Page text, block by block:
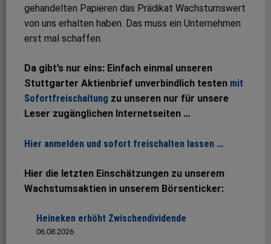
gehandelten Papieren das Prädikat Wachstumswert
von uns erhalten haben. Das muss ein Unternehmen
erst mal schaffen.
Da gibt’s nur eins: Einfach einmal unseren
Stuttgarter Aktienbrief unverbindlich testen mit
Sofortfreischaltung zu unseren nur für unsere
Leser zugänglichen Internetseiten …
Hier anmelden und sofort freischalten lassen …
Hier die letzten Einschätzungen zu unserem
Wachstumsaktien in unserem Börsenticker:
Heineken erhöht Zwischendividende
06.08.2026